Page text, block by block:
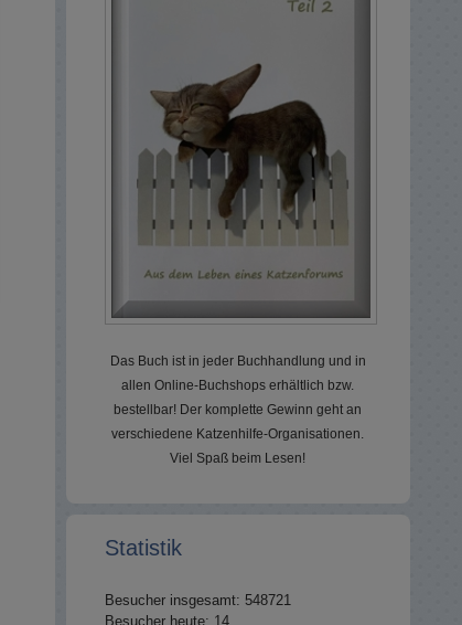
Das Buch ist in jeder Buchhandlung und in
allen Online-Buchshops erhältlich bzw.
bestellbar! Der komplette Gewinn geht an
verschiedene Katzenhilfe-Organisationen.
Viel Spaß beim Lesen!
Statistik
Besucher insgesamt: 548721
Besucher heute: 14